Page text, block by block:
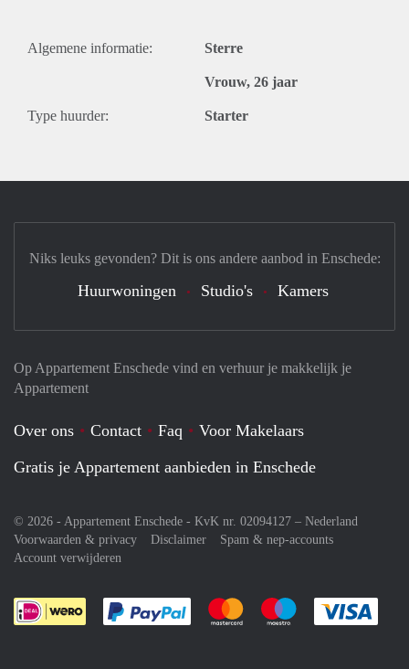
Algemene informatie: Sterre
Vrouw, 26 jaar
Type huurder: Starter
Op Appartement Enschede vind en verhuur je makkelijk je
Appartement
Over ons Contact Faq
Voor Makelaars
Gratis je Appartement aanbieden in Enschede
© 2026 - Appartement Enschede - KvK nr. 02094127 – Nederland
Voorwaarden & privacy
Disclaimer
Spam & nep-accounts
Account verwijderen
Je rekent gemakkelijk af met Paypal
Je rekent gemakkelijk af met
Je rekent
Niks leuks gevonden? Dit is ons andere aanbod in Enschede:
Huurwoningen Studio's Kamers